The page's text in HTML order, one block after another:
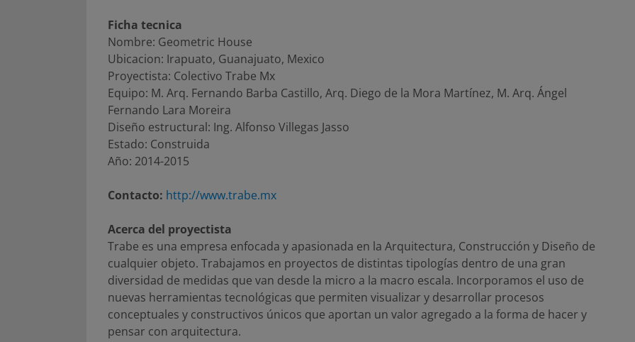
Ficha tecnica
Nombre: Geometric House
Ubicacion: Irapuato, Guanajuato, Mexico
Proyectista: Colectivo Trabe Mx
Equipo: M. Arq. Fernando Barba Castillo, Arq. Diego de la Mora Martínez, M. Arq. Ángel
Fernando Lara Moreira
Diseño estructural: Ing. Alfonso Villegas Jasso
Estado: Construida
Año: 2014-2015
Contacto: http://www.trabe.mx
Acerca del proyectista
Trabe es una empresa enfocada y apasionada en la Arquitectura, Construcción y Diseño de
cualquier objeto. Trabajamos en proyectos de distintas tipologías dentro de una gran
diversidad de medidas que van desde la micro a la macro escala. Incorporamos el uso de
nuevas herramientas tecnológicas que permiten visualizar y desarrollar procesos
conceptuales y constructivos únicos que aportan un valor agregado a la forma de hacer y
pensar con arquitectura.